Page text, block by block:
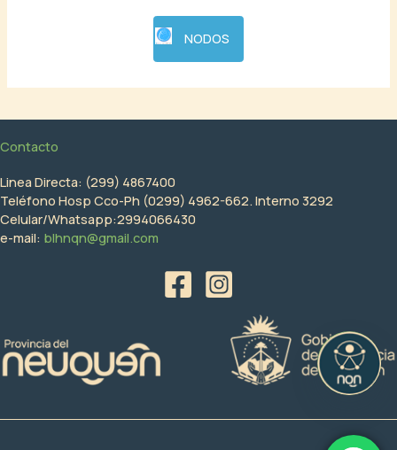
NODOS
Contacto
Linea Directa: (299) 4867400
Teléfono Hosp Cco-Ph (0299) 4962-662. Interno 3292
Celular/Whatsapp:2994066430
e-mail: blhnqn@gmail.com